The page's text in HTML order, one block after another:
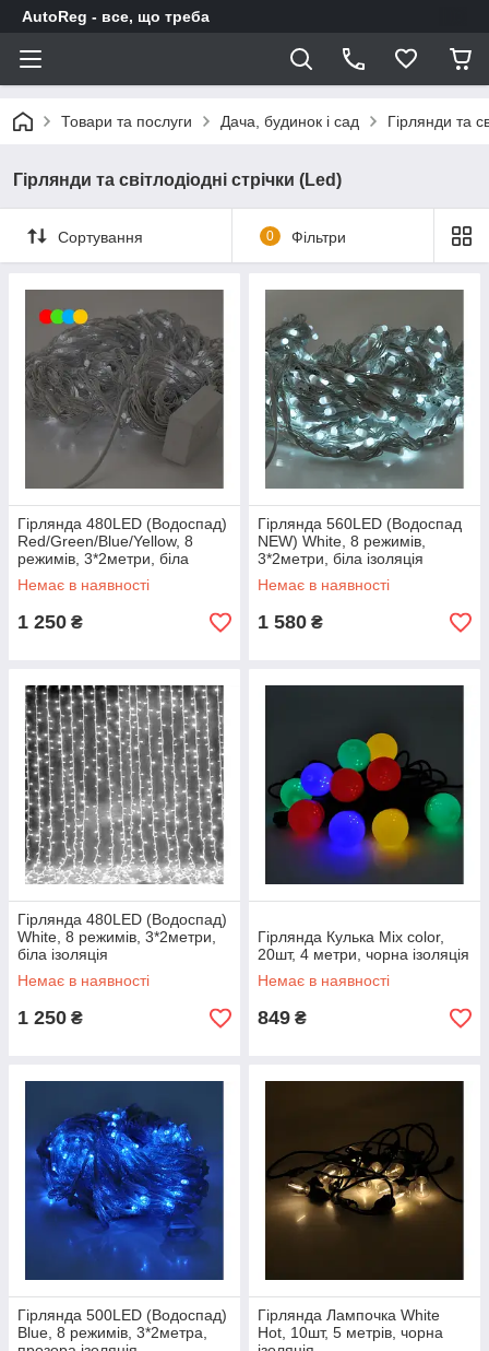
AutoReg - все, що треба
Товари та послуги Дача, будинок і сад Гірлянди та
Гірлянди та світлодіодні стрічки (Led)
Сортування 0 Фільтри
Гірлянда 480LED (Водоспад)
Red/Green/Blue/Yellow, 8
режимів, 3*2метри, біла
ізоляція
Немає в наявності
1 250 ₴
Гірлянда 560LED (Водоспад
NEW) White, 8 режимів,
3*2метри, біла ізоляція
Немає в наявності
1 580 ₴
Гірлянда 480LED (Водоспад)
White, 8 режимів, 3*2метри,
біла ізоляція
Немає в наявності
1 250 ₴
Гірлянда Кулька Mix color,
20шт, 4 метри, чорна ізоляція
Немає в наявності
849 ₴
Гірлянда 500LED (Водоспад)
Blue, 8 режимів, 3*2метра,
Гірлянда Лампочка White
Hot, 10шт, 5 метрів, чорна